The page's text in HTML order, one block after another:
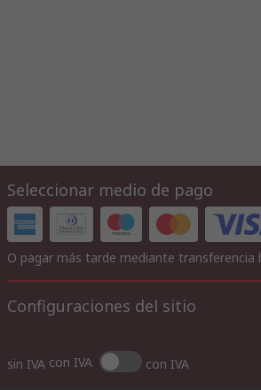
Seleccionar medio de pago
O pagar más tarde mediante transferencia
Configuraciones del sitio
sin IVA con IVA con IVA